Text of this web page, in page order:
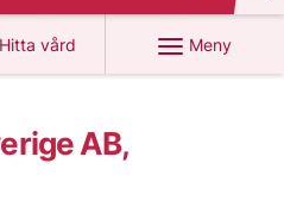
Hitta vård
på 1177.se
Meny
AB,